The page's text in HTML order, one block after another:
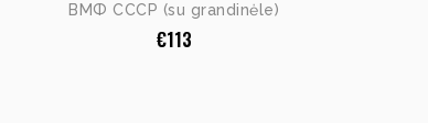
ВМФ СССР (su grandinėle)
€113